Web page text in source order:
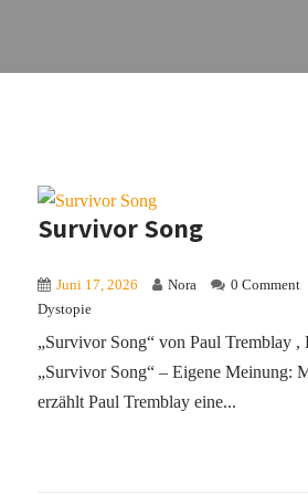
Survivor Song
Juni 17, 2026 Nora 0 Comment
Dystopie
„Survivor Song“ von Paul Tremblay ,
„Survivor Song“ – Eigene Meinung:
erzählt Paul Tremblay eine...